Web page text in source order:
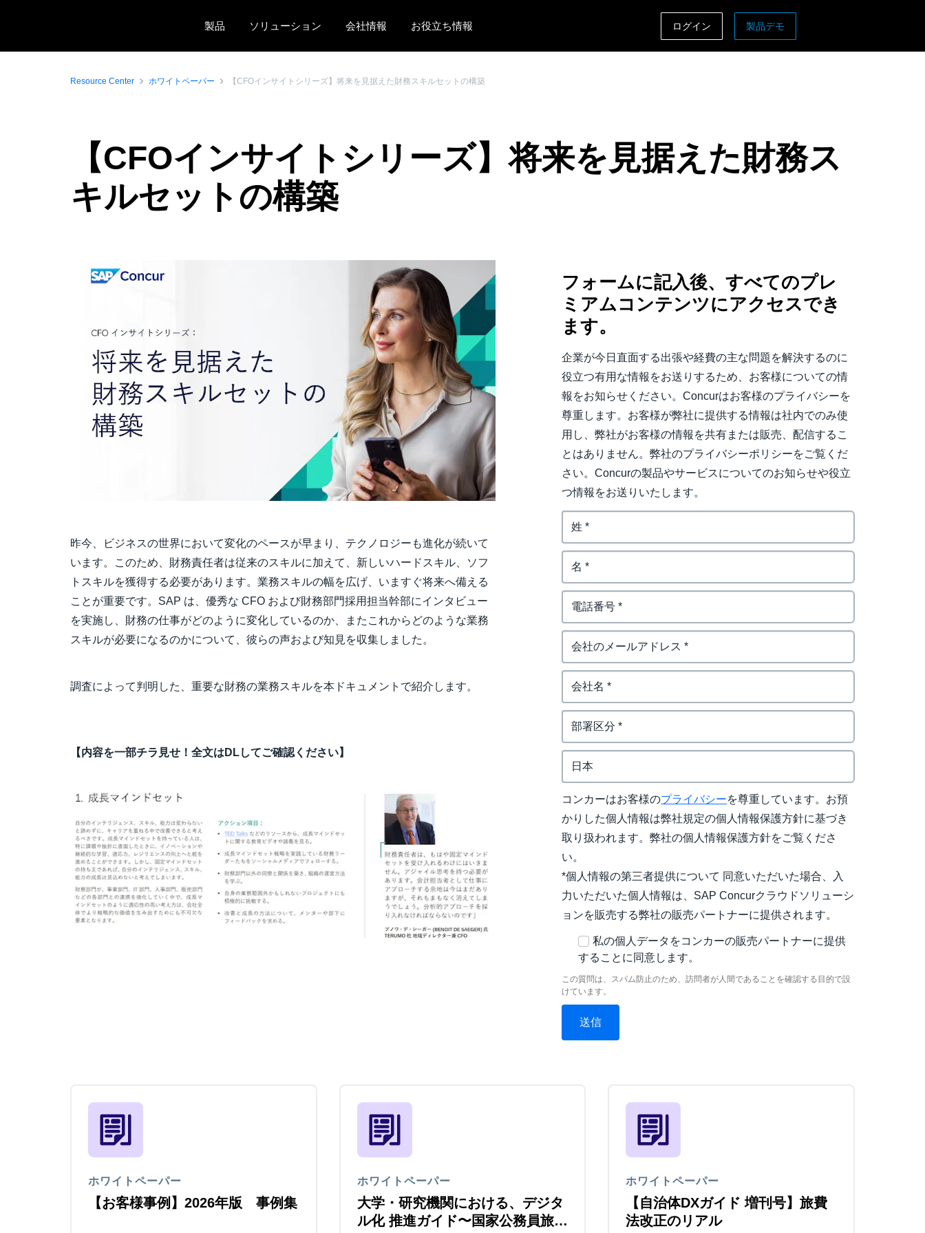
製品
ソリューション 会社情報 お役立ち情報
Canada (Français) Deutschland (Deutsch)
Finland (English)
Belgium (English)
España (Español)
Norway (English)
日本（日本語)
ログイン 製品デモ
Resource Center ホワイトペーパー 【CFOインサイトシリーズ】将来を見据えた財務スキルセットの構築
【CFOインサイトシリーズ】将来を見据えた財務ス
キルセットの構築
昨今、ビジネスの世界において変化のペースが早まり、テクノロジーも進化が続いて
います。このため、財務責任者は従来のスキルに加えて、新しいハードスキル、ソフ
トスキルを獲得する必要があります。業務スキルの幅を広げ、いますぐ将来へ備える
ことが重要です。SAP は、優秀な CFO および財務部門採用担当幹部にインタビュー
を実施し、財務の仕事がどのように変化しているのか、またこれからどのような業務
スキルが必要になるのかについて、彼らの声および知見を収集しました。
調査によって判明した、重要な財務の業務スキルを本ドキュメントで紹介します。
【内容を一部チラ見せ！全文はDLしてご確認ください】
フォームに記入後、すべてのプレ
ミアムコンテンツにアクセスでき
ます。
企業が今日直面する出張や経費の主な問題を解決するのに
役立つ有用な情報をお送りするため、お客様についての情
報をお知らせください。Concurはお客様のプライバシーを
尊重します。お客様が弊社に提供する情報は社内でのみ使
用し、弊社がお客様の情報を共有または販売、配信するこ
とはありません。弊社のプライバシーポリシーをご覧くだ
さい。Concurの製品やサービスについてのお知らせや役立
つ情報をお送りいたします。
コンカーはお客様のプライバシーを尊重しています。お預
かりした個人情報は弊社規定の個人情報保護方針に基づき
取り扱われます。弊社の個人情報保護方針をご覧くださ
い。
*個人情報の第三者提供について 同意いただいた場合、入
力いただいた個人情報は、SAP Concurクラウドソリューシ
ョンを販売する弊社の販売パートナーに提供されます。
私の個人データをコンカーの販売パートナーに提供
することに同意します。
この質問は、スパム防止のため、訪問者が人間であることを確認する目的で設
けています。
ホワイトペーパー
【お客様事例】2026年版 事例集
ホワイトペーパー
大学・研究機関における、デジタ
ル化 推進ガイド〜国家公務員旅費
ホワイトペーパー
【自治体DXガイド 増刊号】旅費
法改正のリアル